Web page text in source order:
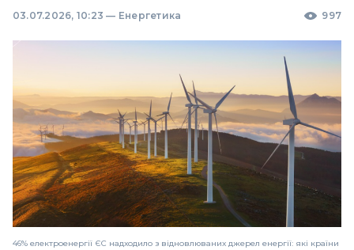
03.07.2026, 10:23 — Енергетика 997
46% електроенергії ЄС надходило з відновлюваних джерел енергії: які країни